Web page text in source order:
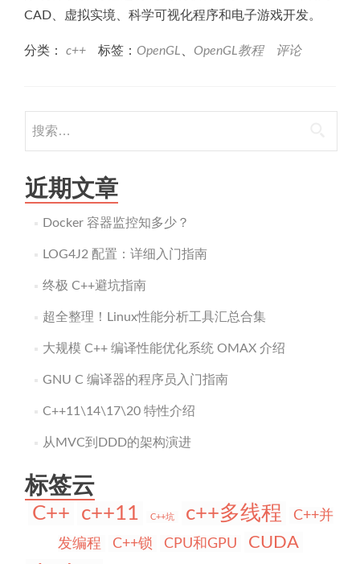
CAD、虚拟实境、科学可视化程序和电子游戏开发。
分类： c++ 标签： OpenGL OpenGL教程 评论
索：
近期文章
Docker 容器监控知多少？
LOG4J2 配置：详细入门指南
终极 C++避坑指南
超全整理！Linux性能分析工具汇总合集
大规模 C++ 编译性能优化系统 OMAX 介绍
GNU C 编译器的程序员入门指南
C++11\14\17\20 特性介绍
从MVC到DDD的架构演进
标签云
C++ c++11 C++坑 c++多线程 C++并
发编程 C++锁 CPU和GPU CUDA